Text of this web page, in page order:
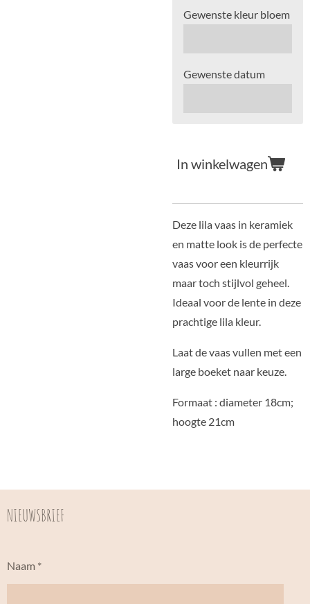
Gewenste kleur bloem
Gewenste datum
In winkelwagen
Deze lila vaas in keramiek
en matte look is de perfecte
vaas voor een kleurrijk
maar toch stijlvol geheel.
Ideaal voor de lente in deze
prachtige lila kleur.
Laat de vaas vullen met een
large boeket naar keuze.
Formaat : diameter 18cm;
hoogte 21cm
NIEUWSBRIEF
Naam *